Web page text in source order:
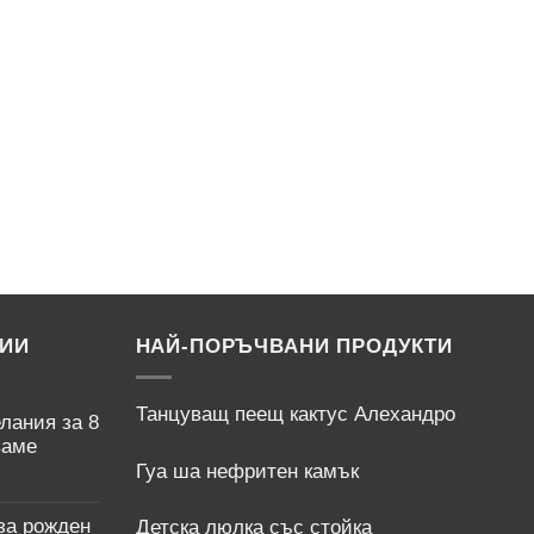
за 8
рожден
НАЙ-ПОРЪЧВАНИ ПРОДУКТИ
Танцуващ пеещ кактус Алехандро
Гуа ша нефритен камък
Детска люлка със стойка